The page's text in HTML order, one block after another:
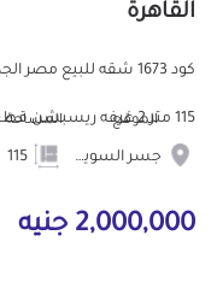
القاهرة
كود 1673 شقه للبيع
115 متر 2 غرفه ريسبشن قطعتين حمام مط... الموقع
جسر السويس
المساحة
2,000,000 جنيه